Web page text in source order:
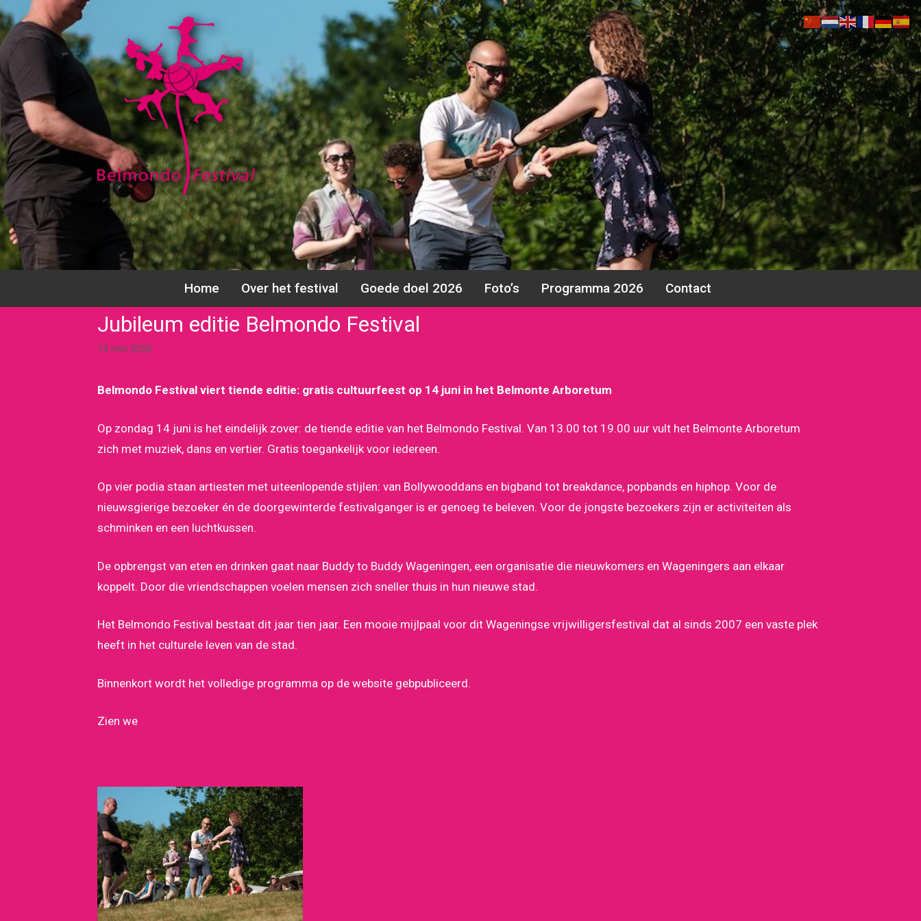
Ga
naar
de
inhoud
Home Over het festival Goede doel 2026 Foto’s Programma 2026 Contact
Jubileum editie Belmondo Festival
14 mei 2026
Belmondo Festival viert tiende editie: gratis cultuurfeest op 14 juni in het Belmonte Arboretum
Op zondag 14 juni is het eindelijk zover: de tiende editie van het Belmondo Festival. Van 13.00 tot 19.00 uur vult het Belmonte Arboretum
zich met muziek, dans en vertier. Gratis toegankelijk voor iedereen.
Op vier podia staan artiesten met uiteenlopende stijlen: van Bollywooddans en bigband tot breakdance, popbands en hiphop. Voor de
nieuwsgierige bezoeker én de doorgewinterde festivalganger is er genoeg te beleven. Voor de jongste bezoekers zijn er activiteiten als
schminken en een luchtkussen.
De opbrengst van eten en drinken gaat naar Buddy to Buddy Wageningen, een organisatie die nieuwkomers en Wageningers aan elkaar
koppelt. Door die vriendschappen voelen mensen zich sneller thuis in hun nieuwe stad.
Het Belmondo Festival bestaat dit jaar tien jaar. Een mooie mijlpaal voor dit Wageningse vrijwilligersfestival dat al sinds 2007 een vaste plek
heeft in het culturele leven van de stad.
Binnenkort wordt het volledige programma op de website gebpubliceerd.
Zien we